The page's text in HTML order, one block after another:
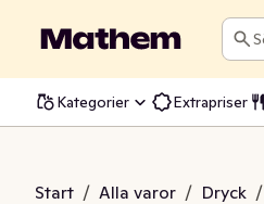
Sök
Kategorier Extrapriser
Start / Alla varor / Dryck /
Grapefrukt & Vattenmelon